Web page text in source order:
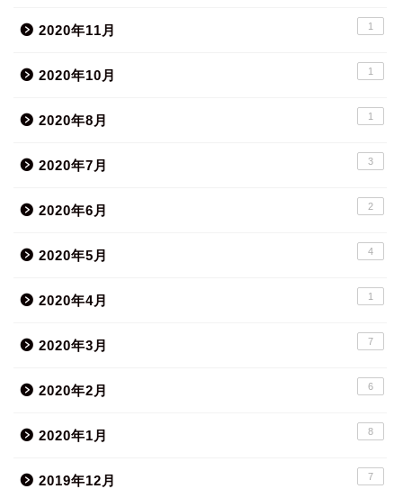
2020年11月 1
2020年10月 1
2020年8月 1
2020年7月 3
2020年6月 2
2020年5月 4
2020年4月 1
2020年3月 7
2020年2月 6
2020年1月 8
2019年12月 7